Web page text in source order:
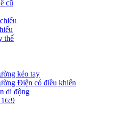
cũ
thế
kéo tay
Điện có điều khiển
di động